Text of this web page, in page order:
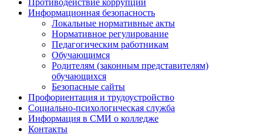
Противодействие коррупции
Информационная безопасность
Локальные нормативные акты
Нормативное регулирование
Педагогическим работникам
Обучающимся
Родителям (законным представителям)
обучающихся
Безопасные сайты
Профориентация и трудоустройство
Социально-психологическая служба
Информация в СМИ о колледже
Контакты